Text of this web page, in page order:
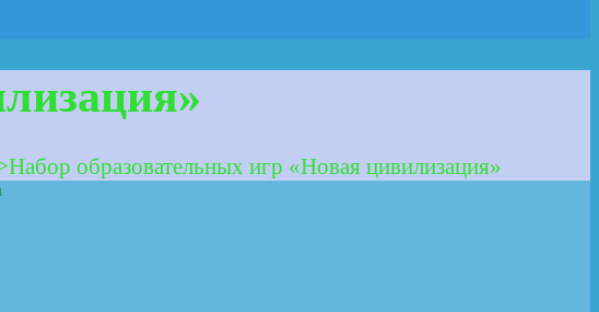
Набор образовательных игр «Новая цивилизация»